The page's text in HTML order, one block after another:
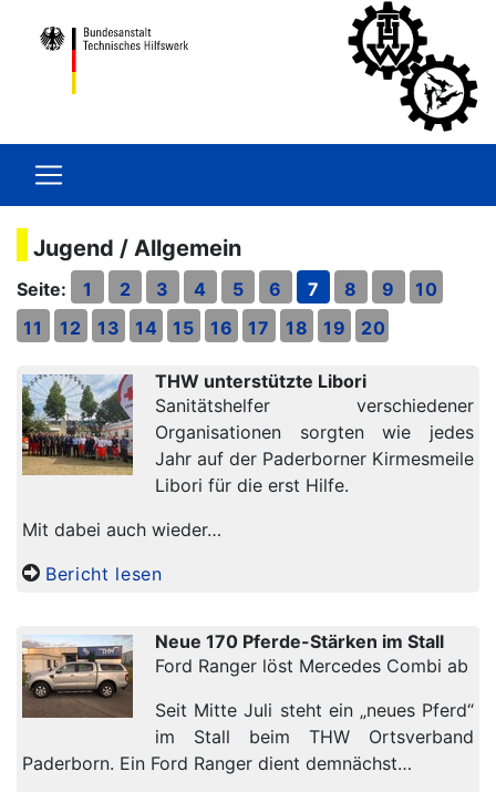
Jugend / Allgemein
Seite: 1 2 3 4 5 6 7 8 9
10
11
12 13 14 15 16 17 18 19 20
THW unterstützte Libori
Sanitätshelfer verschiedener
Organisationen sorgten wie jedes
Jahr auf der Paderborner Kirmesmeile
Libori für die erst Hilfe.
Mit dabei auch wieder…
Bericht lesen
Neue 170 Pferde-Stärken im Stall
Ford Ranger löst Mercedes Combi ab
Seit Mitte Juli steht ein „neues Pferd“
im Stall beim THW Ortsverband
Paderborn. Ein Ford Ranger dient demnächst…